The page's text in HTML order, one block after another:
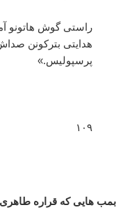
راستی گوش هاتونو
هدایتی بترکونن صداش
پرسپولیس.»
۱۰۹
بمب هایی که قراره